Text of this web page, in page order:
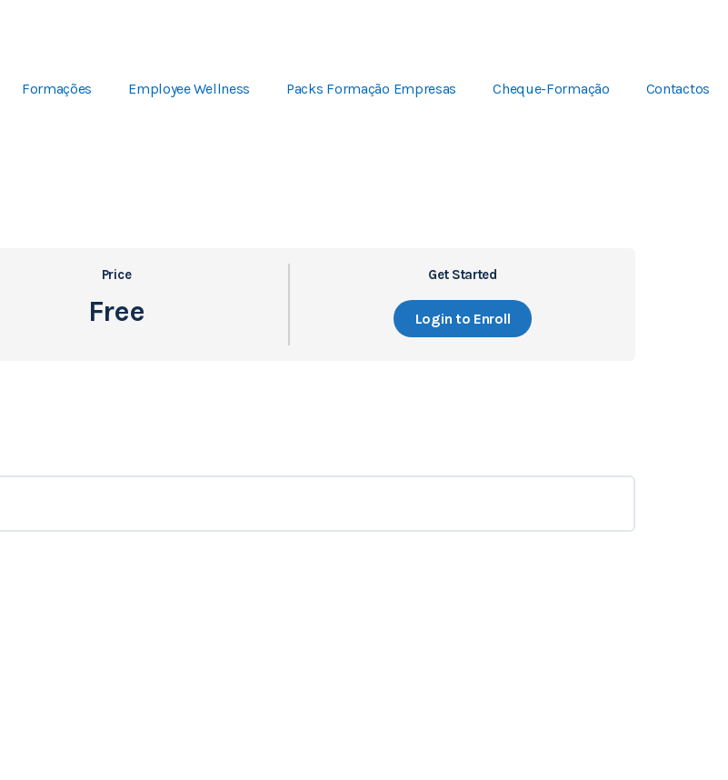
Formações Employee Wellness Packs Formação Empresas Cheque-Formação Contactos
Price
Free
Get Started
Login to Enroll